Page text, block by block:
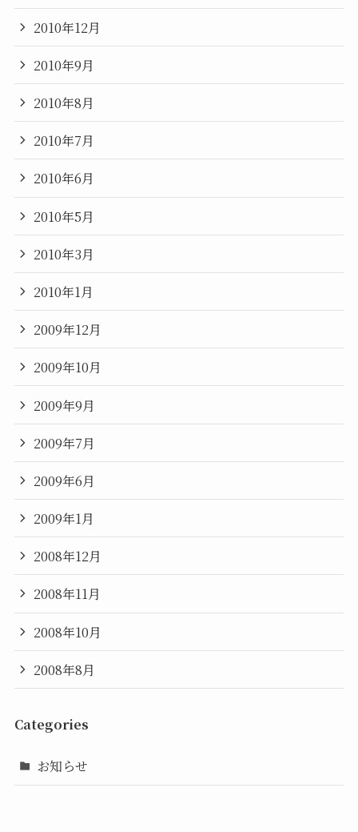
2010年12月
2010年9月
2010年8月
2010年7月
2010年6月
2010年5月
2010年3月
2010年1月
2009年12月
2009年10月
2009年9月
2009年7月
2009年6月
2009年1月
2008年12月
2008年11月
2008年10月
2008年8月
Categories
お知らせ